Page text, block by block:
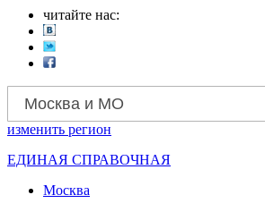
читайте нас:
Москва и МО
изменить регион
ЕДИНАЯ СПРАВОЧНАЯ
Москва